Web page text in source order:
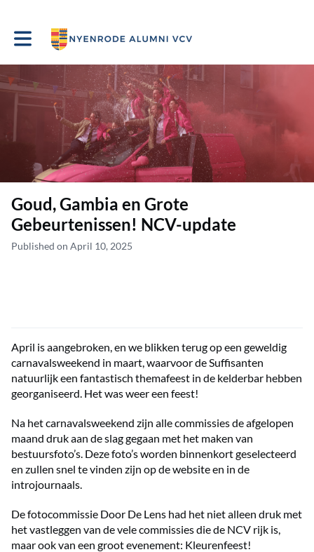
Toggle main navigation
Goud, Gambia en Grote
Gebeurtenissen! NCV-update
Published on April 10, 2025
April is aangebroken,en we blikken terug op een geweldig
carnavalsweekend in maart, waarvoorde Suffisanten
natuurlijk een fantastisch themafeest in de kelderbar hebben
georganiseerd. Het was weer een feest!
Na het carnavalsweekend zijn alle commissies de afgelopen
maand druk aan de slag gegaan met het maken van
bestuursfoto’s. Deze foto’s worden binnenkort geselecteerd
en zullen snel te vinden zijn op de website en in de
introjournaals.
De fotocommissie Door De Lens had het niet alleen druk met
het vastleggen van de vele commissies die de NCV rijk is,
maar ook van een groot evenement: Kleurenfeest!